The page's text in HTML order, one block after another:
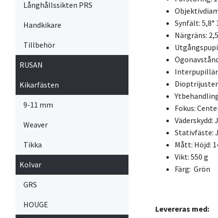
Långhållssikten PRS
Handkikare
Tillbehör
RUSAN
Kikarfästen
9-11 mm
Weaver
Tikka
Kolvar
GRS
HOUGE
Synfält: 5,8°
Närgräns:
Fokus:
Väderskydd:
Stativfäste:
Mått: Höjd:
Vikt: 550 g
Färg: Grön
Levereras med: